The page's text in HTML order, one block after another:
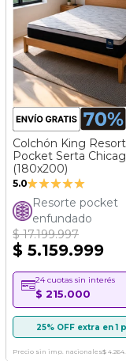
Colchón King
Pocket Serta
(180x200)
5.0Valoración:
100%
Resorte pocket
enfundado
$ 17.199.997
$ 5.159.999
24 cuotas sin interés
$ 215.000
25% OFF extra en 1
Precio sin imp. nacionales$